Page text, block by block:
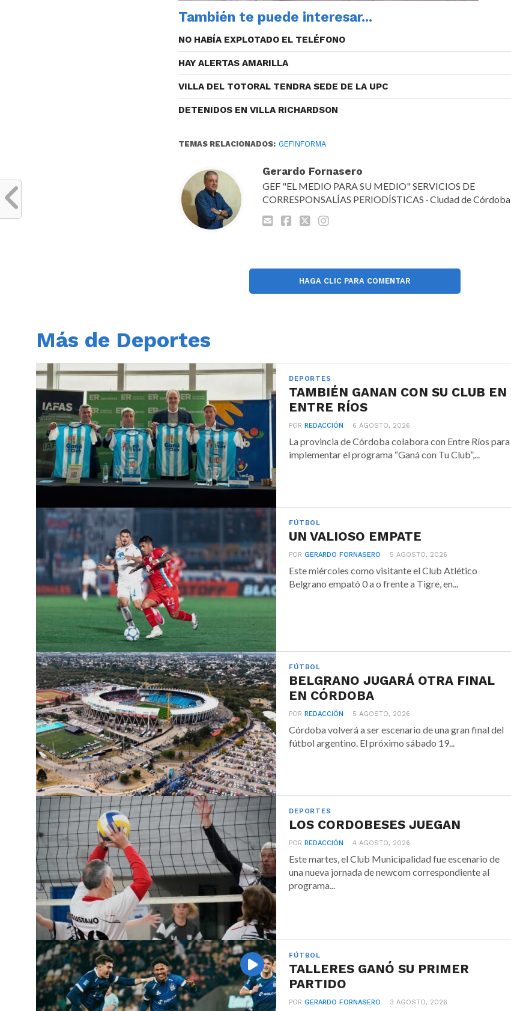
También te puede interesar...
NO HABÍA EXPLOTADO EL TELÉFONO
HAY ALERTAS AMARILLA
VILLA DEL TOTORAL TENDRA SEDE DE LA UPC
DETENIDOS EN VILLA RICHARDSON
TEMAS RELACIONADOS: GEFINFORMA
Gerardo Fornasero
GEF "EL MEDIO PARA SU MEDIO" SERVICIOS DE
CORRESPONSALÍAS PERIODÍSTICAS · Ciudad de Córdoba
HAGA CLIC PARA COMENTAR
Más de Deportes
DEPORTES
TAMBIÉN GANAN CON SU CLUB EN
ENTRE RÍOS
POR REDACCIÓN 6 AGOSTO, 2026
La provincia de Córdoba colabora con Entre Ríos para
implementar el programa “Ganá con Tu Club”,...
FÚTBOL
UN VALIOSO EMPATE
PORGERARDO FORNASERO 5 AGOSTO, 2026
Este miércoles como visitante el Club Atlético
Belgrano empató 0 a o frente a Tigre, en...
FÚTBOL
BELGRANO JUGARÁ OTRA FINAL
EN CÓRDOBA
POR REDACCIÓN 5 AGOSTO, 2026
Córdoba volverá a ser escenario de una gran final del
fútbol argentino. El próximo sábado 19...
DEPORTES
LOS CORDOBESES JUEGAN
POR REDACCIÓN 4 AGOSTO, 2026
Este martes, el Club Municipalidad fue escenario de
una nueva jornada de newcom correspondiente al
programa...
FÚTBOL
TALLERES GANÓ SU PRIMER
PARTIDO
PORGERARDO FORNASERO 3 AGOSTO, 2026